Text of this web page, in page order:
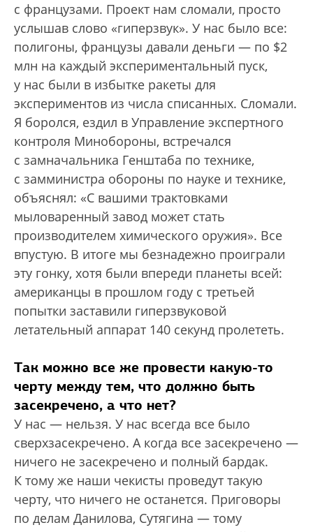
с французами. Проект нам сломали, просто
услышав слово «гиперзвук». У нас было все:
полигоны, французы давали деньги — по $2
млн на каждый экспериментальный пуск,
у нас были в избытке ракеты для
экспериментов из числа списанных. Сломали.
Я боролся, ездил в Управление экспертного
контроля Минобороны, встречался
с замначальника Генштаба по технике,
с замминистра обороны по науке и технике,
объяснял: «С вашими трактовками
мыловаренный завод может стать
производителем химического оружия». Все
впустую. В итоге мы безнадежно проиграли
эту гонку, хотя были впереди планеты всей:
американцы в прошлом году с третьей
попытки заставили гиперзвуковой
летательный аппарат 140 секунд пролететь.
Так можно все же провести какую-то
черту между тем, что должно быть
засекречено, а что нет?
У нас — нельзя. У нас всегда все было
сверхзасекречено. А когда все засекречено —
ничего не засекречено и полный бардак.
К тому же наши чекисты проведут такую
черту, что ничего не останется. Приговоры
по делам Данилова, Сутягина — тому